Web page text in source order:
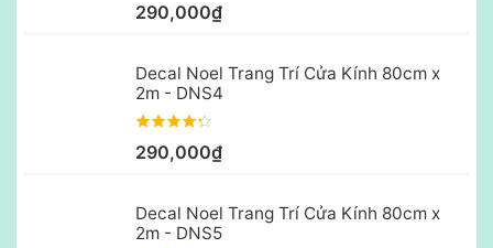
290,000₫
Decal Noel Trang Trí Cửa Kính 80cm x
2m - DNS4
290,000₫
Decal Noel Trang Trí Cửa Kính 80cm x
2m - DNS5